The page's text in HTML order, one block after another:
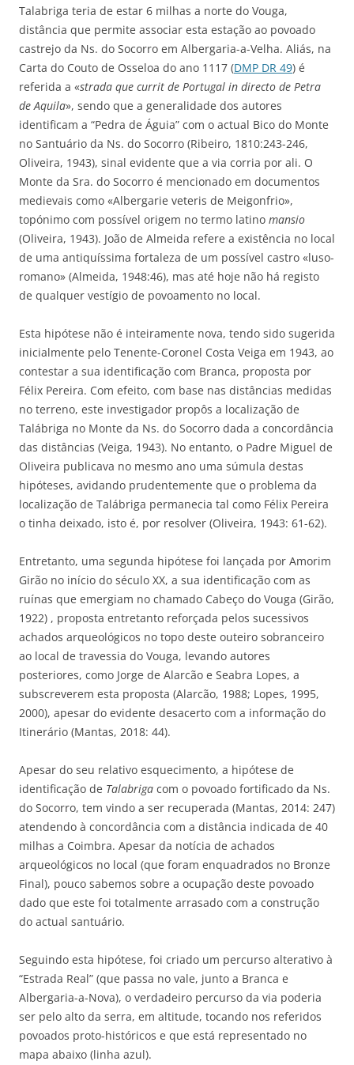
Talabriga teria de estar 6 milhas a norte do Vouga,
distância que permite associar esta estação ao povoado
castrejo da Ns. do Socorro em Albergaria-a-Velha. Aliás, na
Carta do Couto de Osseloa do ano 1117 (DMP DR 49) é
referida a «strada que currit de Portugal in directo de Petra
de Aquila», sendo que a generalidade dos autores
identificam a “Pedra de Águia” com o actual Bico do Monte
no Santuário da Ns. do Socorro (Ribeiro, 1810:243-246,
Oliveira, 1943), sinal evidente que a via corria por ali. O
Monte da Sra. do Socorro é mencionado em documentos
medievais como «Albergarie veteris de Meigonfrio»,
topónimo com possível origem no termo latino mansio
(Oliveira, 1943). João de Almeida refere a existência no local
de uma antiquíssima fortaleza de um possível castro «luso-
romano» (Almeida, 1948:46), mas até hoje não há registo
de qualquer vestígio de povoamento no local.
Esta hipótese não é inteiramente nova, tendo sido sugerida
inicialmente pelo Tenente-Coronel Costa Veiga em 1943, ao
contestar a sua identificação com Branca, proposta por
Félix Pereira. Com efeito, com base nas distâncias medidas
no terreno, este investigador propôs a localização de
Talábriga no Monte da Ns. do Socorro dada a concordância
das distâncias (Veiga, 1943). No entanto, o Padre Miguel de
Oliveira publicava no mesmo ano uma súmula destas
hipóteses, avidando prudentemente que o problema da
localização de Talábriga permanecia tal como Félix Pereira
o tinha deixado, isto é, por resolver (Oliveira, 1943: 61-62).
Entretanto, uma segunda hipótese foi lançada por Amorim
Girão no início do século XX, a sua identificação com as
ruínas que emergiam no chamado Cabeço do Vouga (Girão,
1922) , proposta entretanto reforçada pelos sucessivos
achados arqueológicos no topo deste outeiro sobranceiro
ao local de travessia do Vouga, levando autores
posteriores, como Jorge de Alarcão e Seabra Lopes, a
subscreverem esta proposta (Alarcão, 1988; Lopes, 1995,
2000), apesar do evidente desacerto com a informação do
Itinerário (Mantas, 2018: 44).
Apesar do seu relativo esquecimento, a hipótese de
identificação de Talabriga com o povoado fortificado da Ns.
do Socorro, tem vindo a ser recuperada (Mantas, 2014: 247)
atendendo à concordância com a distância indicada de 40
milhas a Coimbra. Apesar da notícia de achados
arqueológicos no local (que foram enquadrados no Bronze
Final), pouco sabemos sobre a ocupação deste povoado
dado que este foi totalmente arrasado com a construção
do actual santuário.
Seguindo esta hipótese, foi criado um percurso alterativo à
“Estrada Real” (que passa no vale, junto a Branca e
Albergaria-a-Nova), o verdadeiro percurso da via poderia
ser pelo alto da serra, em altitude, tocando nos referidos
povoados proto-históricos e que está representado no
mapa abaixo (linha azul).